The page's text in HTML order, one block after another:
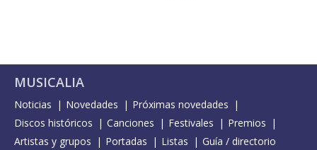
MUSICALIA
Noticias Novedades
Próximas novedades
Discos históricos
Canciones Festivales
Premios
Artistas y grupos
Portadas Listas Guía / directorio